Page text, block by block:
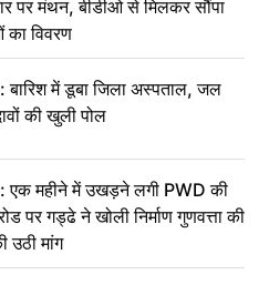
पर मंथन, बीडीओ से मिलकर सौंपा
विवरण
में डूबा जिला अस्पताल, जल
की खुली पोल
एक महीने में उखड़ने लगी PWD की
पर गड्ढे ने खोली निर्माण गुणवत्ता की
उठी मांग